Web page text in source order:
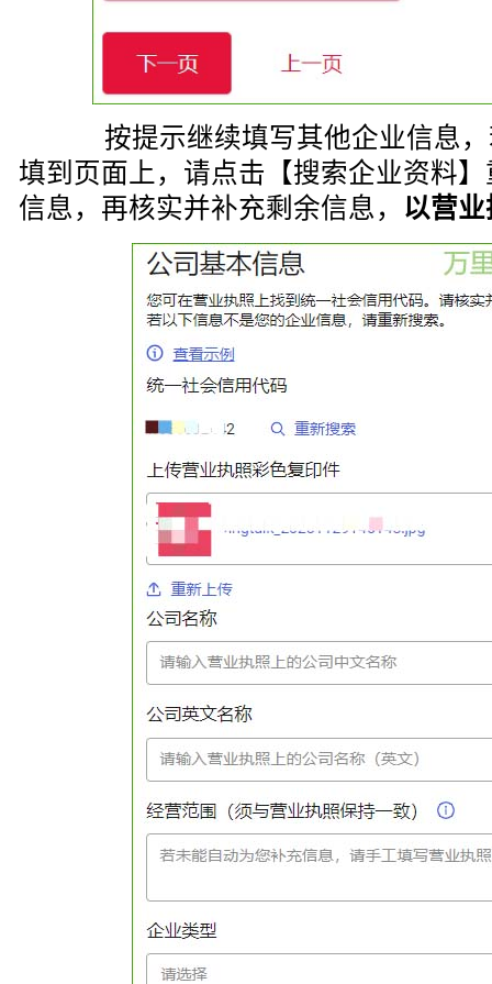
按提示继续填写其他企业信息，
填到页面上，请点击【搜索企业资料
信息，再核实并补充剩余信息， 以营